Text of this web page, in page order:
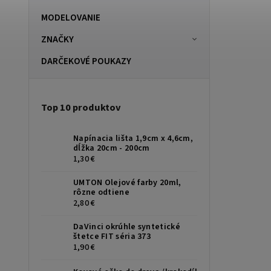
MODELOVANIE
ZNAČKY
DARČEKOVÉ POUKAZY
Top 10 produktov
Napínacia lišta 1,9cm x 4,6cm,
dĺžka 20cm - 200cm
1,30 €
UMTON Olejové farby 20ml,
rôzne odtiene
2,80 €
DaVinci okrúhle syntetické
štetce FIT séria 373
1,90 €